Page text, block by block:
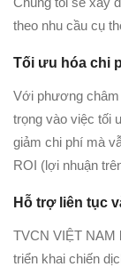
theo nhu cầu cụ
Tối ưu hóa chi
Với phương châm
trọng vào việc tối
giảm chi phí mà
ROI (lợi nhuận
Hỗ trợ liên tục
TVCN VIỆT NAM
triển khai chiến